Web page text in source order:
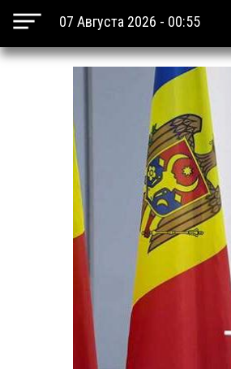
07 Августа 2026 - 00:55